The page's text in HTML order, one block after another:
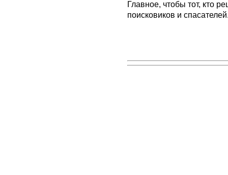
Главное, чтобы тот, кто
поисковиков и